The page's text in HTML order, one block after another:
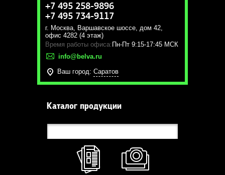
+7 495 258-9896
+7 495 734-9117
г. Москва, Варшавское шоссе, дом 42,
офис 4282 (4 этаж)
Время работы офиса: Пн-Пт 9:15-17:45 МСК
info@belva.ru
Ваш город: Саратов
Каталог продукции